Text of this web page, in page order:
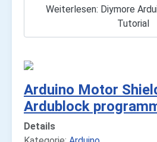
Weiterlesen: Diymore
Tutorial
Arduino Motor
Ardublock
Details